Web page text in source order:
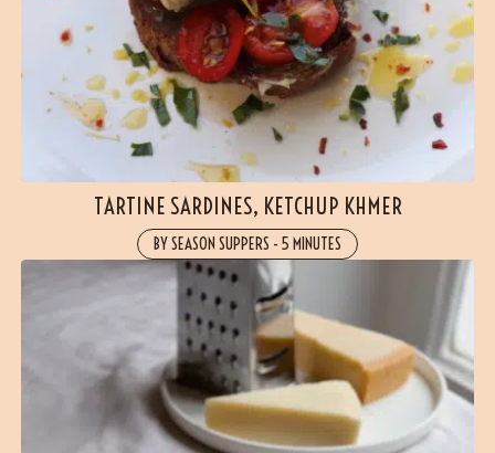
TARTINE SARDINES, KETCHUP KHMER
BY SEASON SUPPERS - 5 MINUTES